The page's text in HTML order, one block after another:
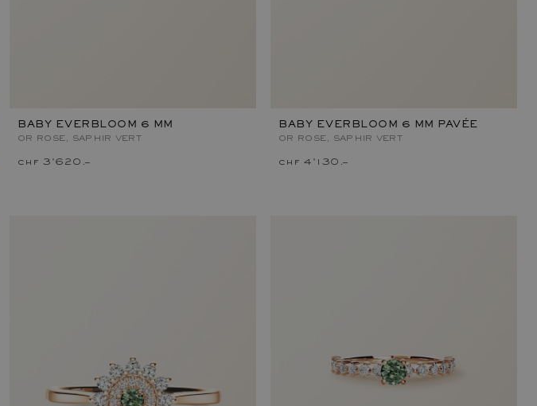
BABY EVERBLOOM 6 MM
OR ROSE, SAPHIR VERT
chf 3'620.–
BABY EVERBLOOM 6 MM PAVÉE
OR ROSE, SAPHIR VERT
chf 4'130.–